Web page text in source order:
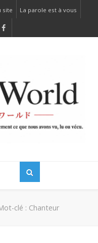
site La parole est à vous
clé : Chanteur